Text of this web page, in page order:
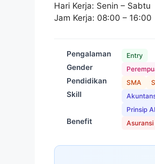
Hari Kerja: Senin – Sabtu
Jam Kerja: 08:00 – 16:00
Pengalaman Entry
Gender
Pendidikan SMA
Skill
Prinsip
Benefit